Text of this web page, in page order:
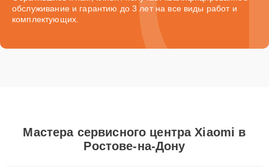
обслуживание и гарантию до 3 лет на все виды работ и
комплектующих.
Мастера сервисного центра Xiaomi в
Ростове-на-Дону